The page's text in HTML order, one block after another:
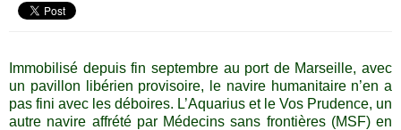
mmobilisé depuis fin septembre au port de Marseille, avec
un pavillon libérien provisoire, le navire humanitaire n’en a
pas fini avec les déboires. L’Aquarius et le Vos Prudence, un
autre navire affrété par Médecins sans frontières (MSF) en